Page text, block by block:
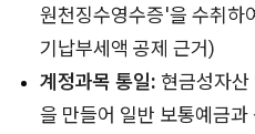
원천징수영수증'을 수취하
기납부세액 공제 근거)
계정과목 통일: 현금성자
을 만들어 일반 보통예금